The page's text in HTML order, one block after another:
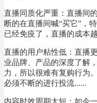
直播同质化严重：直播间
断的在直播间喊“买它”，
已经免疫了，直播的成本越
直播的用户粘性低：直播
业品牌、产品的深度了解
力，所以很难有复购行为
必须不断的进行投流......